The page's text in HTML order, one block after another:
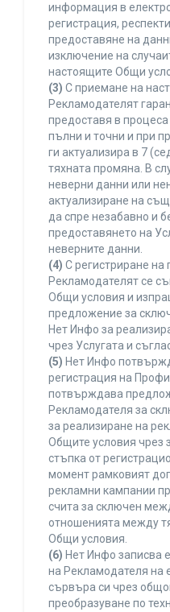
информация в
регистрация,
предоставяне на
изключение на
настоящите Общи
(3) С приемане на
Рекламодателят
предоставя в
пълни и точни и при
ги актуализира в 7
тяхната промяна. В
неверни данни или
актуализиране на
да спре незабавно и
предоставянето на
неверните данни.
(4) С регистриране на
Рекламодателят се
Общи условия и
предложение за
Нет Инфо за
чрез Услугата и
(5) Нет Инфо
регистрация на
потвърждава
Рекламодателя за
за реализиране на
Общите условия чрез
стъпка от
момент рамковият
рекламни кампании
счита за сключен
отношенията между
Общи условия.
(6) Нет Инфо записва
на Рекламодателя на
сървъра си чрез
преобразуване по